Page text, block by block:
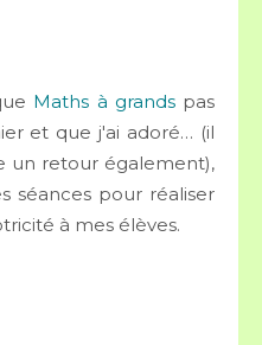
Maths à grandspas
et que j'ai adoré… (il
un retour également),
séances pour réaliser
à mes élèves.